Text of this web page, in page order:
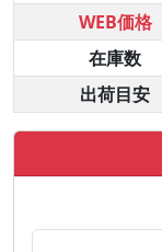
WEB価格
在庫数
出荷目安